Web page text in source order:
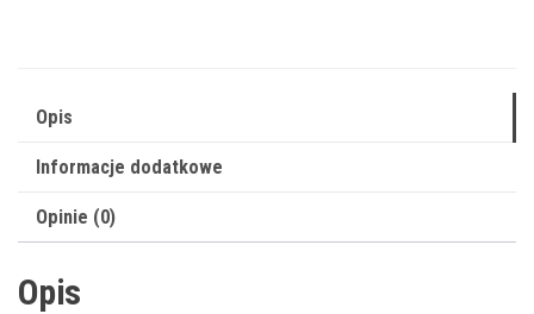
680
yellow
Opis
Informacje dodatkowe
Opinie (0)
Opis